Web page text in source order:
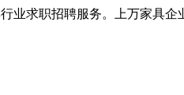
业求职招聘服务。上万家具